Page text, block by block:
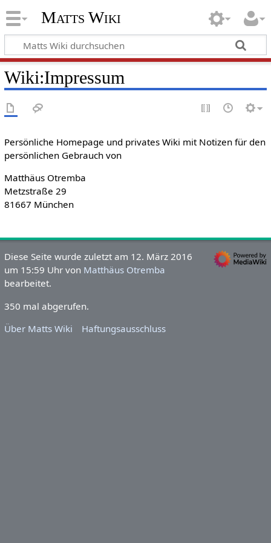
Matts Wiki
Wiki:Impressum
Persönliche Homepage und privates Wiki mit Notizen für den
persönlichen Gebrauch von
Matthäus Otremba
Metzstraße 29
81667 München
Diese Seite wurde zuletzt am 12. März 2016
um 15:59 Uhr von Matthäus Otremba
bearbeitet.
350 mal abgerufen.
Über Matts Wiki
Haftungsausschluss